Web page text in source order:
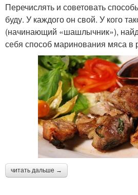
Перечислять и советовать
буду. У каждого он свой. У кого
(начинающий «шашлычник»),
себя способ маринования мяса в
читать дальше →